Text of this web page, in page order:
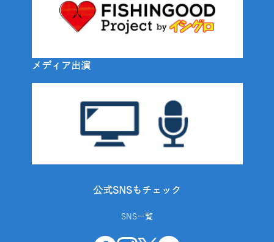
メディア出演
公式SNSもチェック
SNS一覧